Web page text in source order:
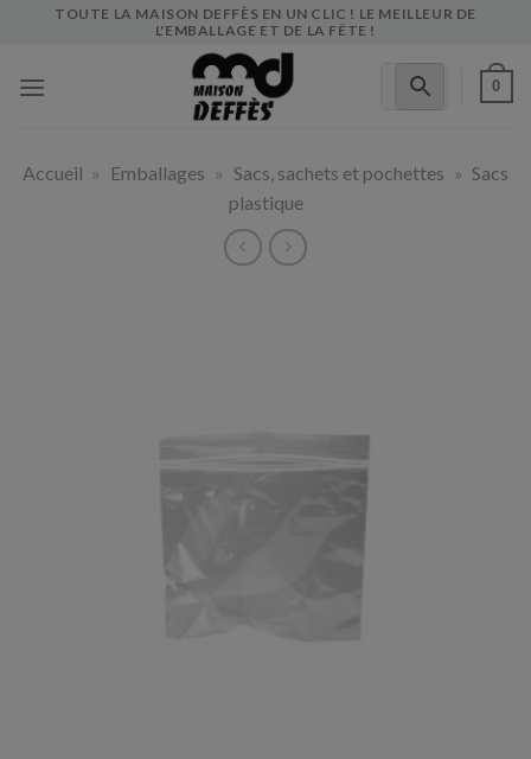
TOUTE LA MAISON DEFFÈS EN UN CLIC ! LE MEILLEUR DE
L'EMBALLAGE ET DE LA FÊTE !
0
Accueil » Emballages » Sacs, sachets et pochettes » Sacs
plastique